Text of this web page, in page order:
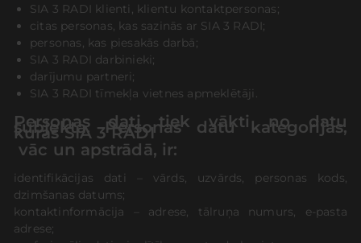
SIA 3 RADI klienti, klientu kontaktpersonas;
citas personas, kas sazinās ar SIA 3 RADI;
personas, kas piesakās darbā;
SIA 3 RADI darbinieki;
darījumu partneri;
SIA 3 RADI tīmekļa vietnes apmeklētāji.
Personas dati tiek vākti no datu
subjekta. Personas datu kategorijas,
kuras SIA 3 RADI
vāc un apstrādā, ir:
identifikācijas dati – vārds, uzvārds, personas kods,
dzimšanas datums;
kontaktinformācija – adrese, tālruņa numurs, e-pasta
adrese;